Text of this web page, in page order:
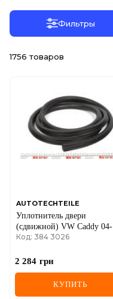
FIAT
FORD
GMC
GREAT WALL
HAVAL
Фильтры
1756 товаров
AUTOTECHTEILE
Уплотнитель двери
(сдвижной) VW Caddy 04-
(8430.26)
Код: 384 3026
2 284 грн
КУПИТЬ